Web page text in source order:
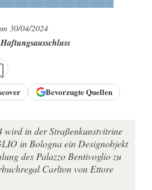
30/04/2024
Haftungsausschluss
Bevorzugte Quellen
wird in der Straßenkunstvitrine
in Bologna ein Designobjekt
des Palazzo Bentivoglio zu
Carlton von Ettore